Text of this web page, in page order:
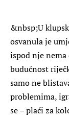
&nbsp;U
osvanula je
ispod nje
budućnost
samo ne
problemima,
se – plaći za